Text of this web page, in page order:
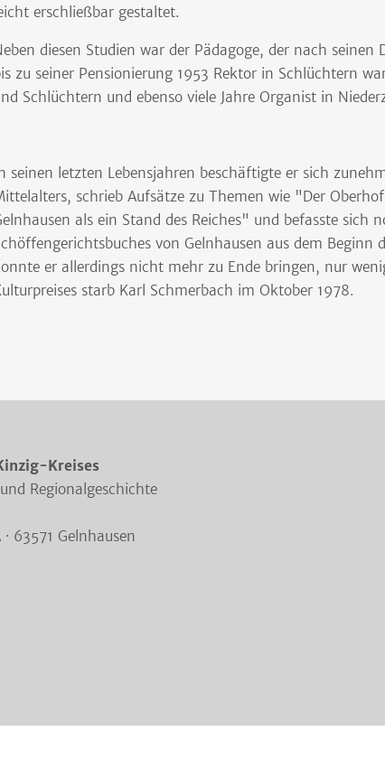
erschließbar gestaltet.
diesen Studien war der Pädagoge, der nach
zu seiner Pensionierung 1953 Rektor in Schlüchtern
Schlüchtern und ebenso viele Jahre Organist in
seinen letzten Lebensjahren beschäftigte er sich
schrieb Aufsätze zu Themen wie "Der
als ein Stand des Reiches" und befasste sich
von Gelnhausen aus dem Beginn
er allerdings nicht mehr zu Ende bringen, nur
starb Karl Schmerbach im Oktober 1978.
Kreises
Regionalgeschichte
63571 Gelnhausen